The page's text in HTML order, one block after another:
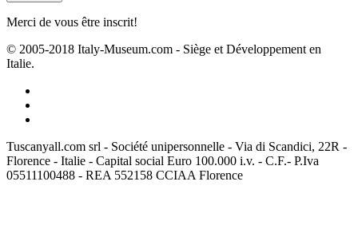
Merci de vous être inscrit!
© 2005-2018 Italy-Museum.com - Siège et Développement en
Italie.
Tuscanyall.com srl - Société unipersonnelle - Via di Scandici, 22R -
Florence - Italie - Capital social Euro 100.000 i.v. - C.F.- P.Iva
05511100488 - REA 552158 CCIAA Florence